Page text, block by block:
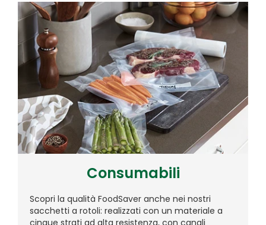
Consumabili
Scopri la qualità FoodSaver anche nei nostri
sacchetti a rotoli: realizzati con un materiale a